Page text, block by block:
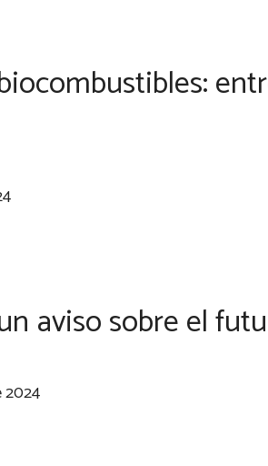
aviso sobre el
2024